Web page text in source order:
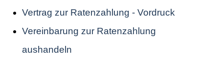
Vertrag zur Ratenzahlung - Vordruck
Vereinbarung zur Ratenzahlung
aushandeln